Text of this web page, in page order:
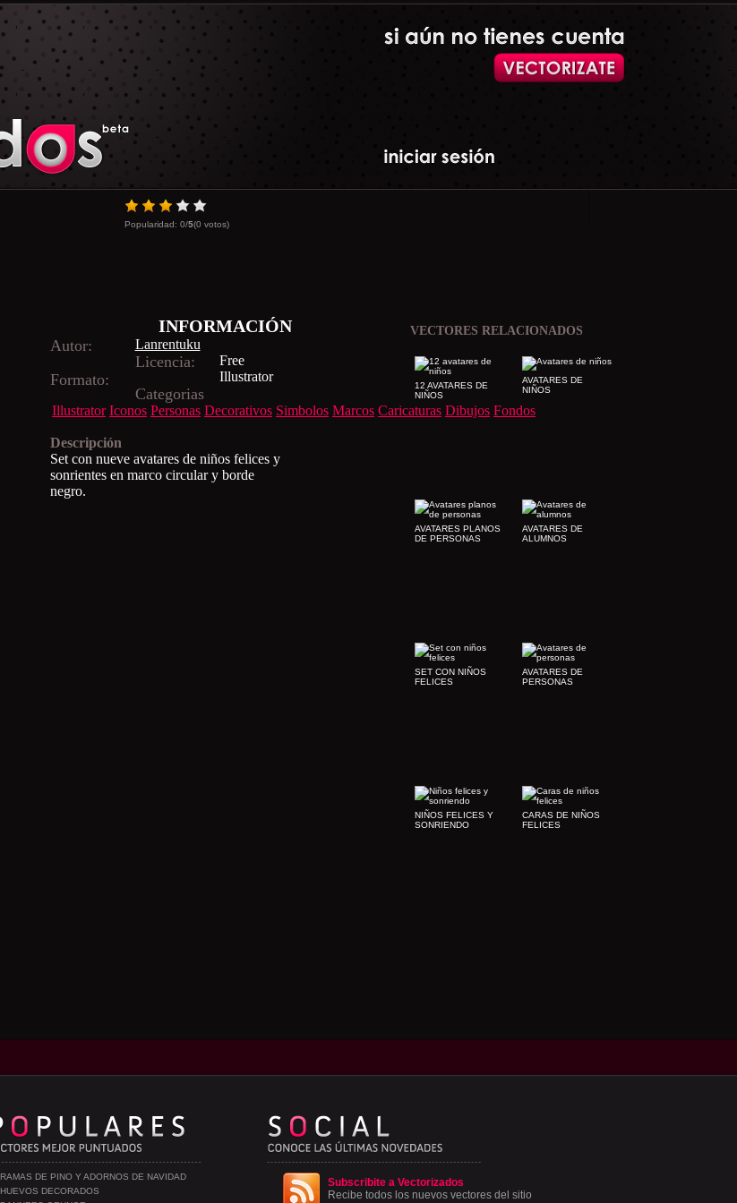
Popularidad: 0/5(0 votos)
INFORMACIÓN
Autor: Lanrentuku
Licencia: Free
Formato: Illustrator
Categorias
Illustrator Iconos Personas Decorativos Simbolos Marcos Caricaturas Dibujos Fondos
Descripción
Set con nueve avatares de niños felices y
sonrientes en marco circular y borde
negro.
VECTORES RELACIONADOS
AVATARES DE
NIÑOS
12 AVATARES DE
NIÑOS
AVATARES DE
ALUMNOS
AVATARES PLANOS
DE PERSONAS
AVATARES DE
PERSONAS
SET CON NIÑOS
FELICES
CARAS DE NIÑOS
FELICES
NIÑOS FELICES Y
SONRIENDO
Subscribite a Vectorizados
Recibe todos los nuevos vectores del sitio
RAMAS DE PINO Y ADORNOS DE NAVIDAD
HUEVOS DECORADOS